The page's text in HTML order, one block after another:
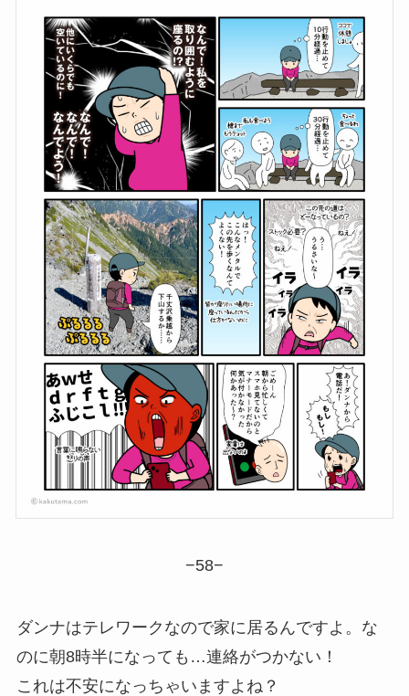
−58−
ダンナはテレワークなので家に居るんですよ。な
のに朝8時半になっても…連絡がつかない！
これは不安になっちゃいますよね？